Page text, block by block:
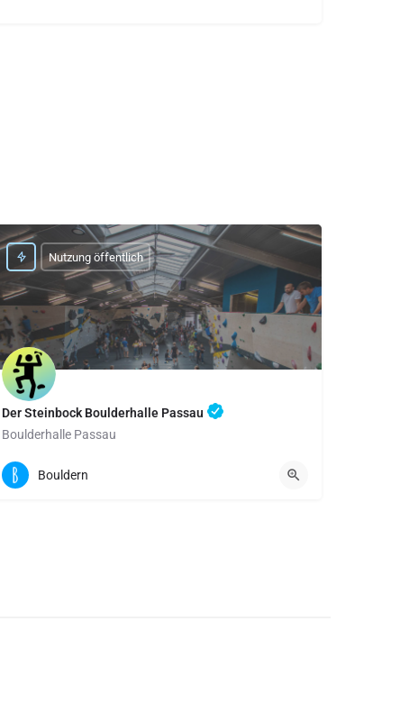
Der Steinbock Boulderhalle Passau
Boulderhalle Passau
Südtiroler Str. 2 | 94036 Passau
Boulderfläche: 700 qm
Nutzung öffentlich
Bouldern